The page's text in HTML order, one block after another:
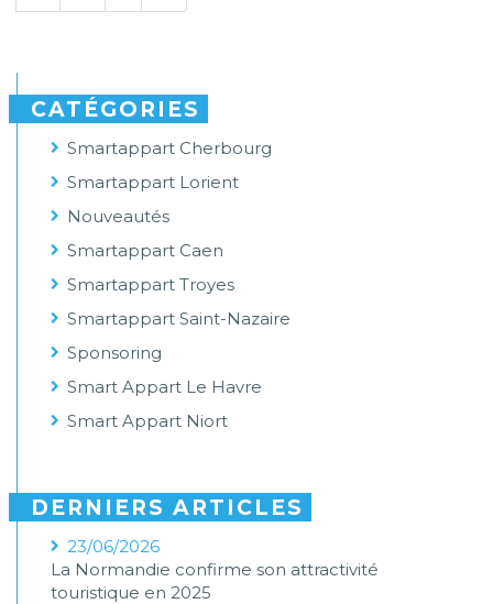
CATÉGORIES
Smartappart Cherbourg
Smartappart Lorient
Nouveautés
Smartappart Caen
Smartappart Troyes
Smartappart Saint-Nazaire
Sponsoring
Smart Appart Le Havre
Smart Appart Niort
DERNIERS ARTICLES
23/06/2026
La Normandie confirme son attractivité
touristique en 2025